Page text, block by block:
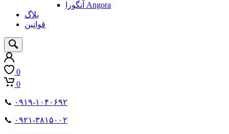
آنگورا Angora
بلاگ
قوانین
0
0
📞 ۰۹۱۹-۱۰۴۰۶۹۲
📞 ۰۹۲۱-۳۸۱۵۰۰۲